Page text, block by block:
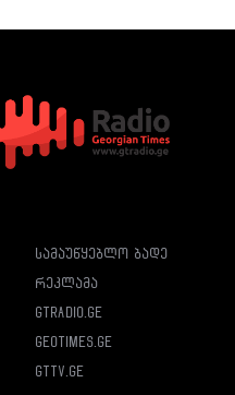
სამაუწყებლო ბადე
რეკლამა
gtradio.ge
geotimes.ge
gttv.ge